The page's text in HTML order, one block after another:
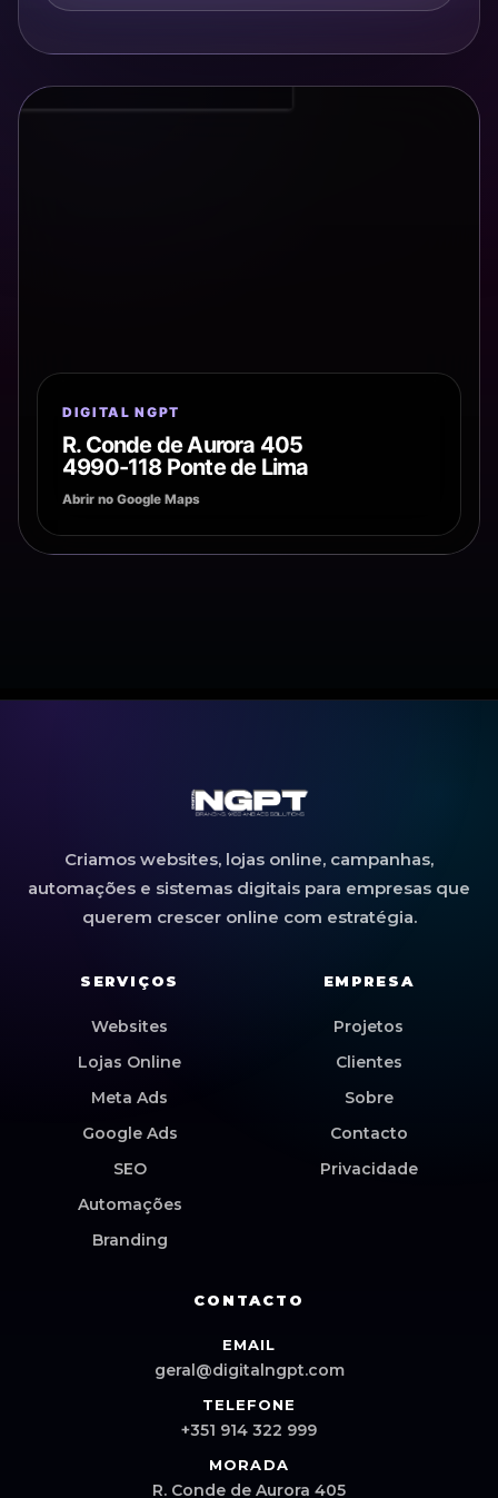
DIGITAL NGPT
R. Conde de Aurora 405
4990-118 Ponte de Lima
Abrir no Google Maps
Criamos websites, lojas online, campanhas,
automações e sistemas digitais para empresas que
querem crescer online com estratégia.
SERVIÇOS
Websites
Lojas Online
Meta Ads
Google Ads
SEO
Automações
Branding
EMPRESA
Projetos
Clientes
Sobre
Contacto
Privacidade
CONTACTO
EMAIL
geral@digitalngpt.com
TELEFONE
+351 914 322 999
MORADA
R. Conde de Aurora 405